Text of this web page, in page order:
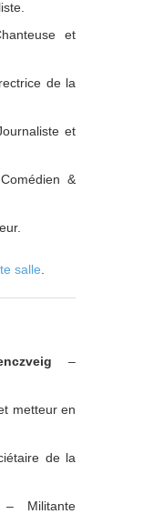
et
de la
et
&
salle
–
metteur en
de la
– Militante